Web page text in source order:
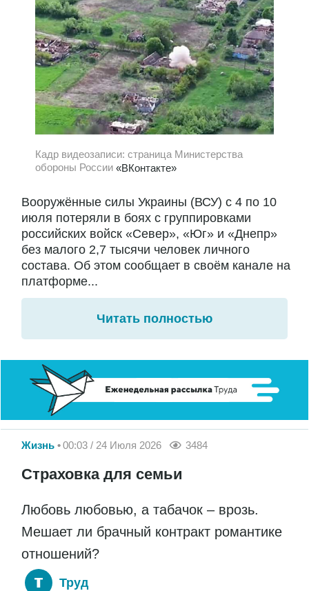
Кадр видеозаписи: страница Министерства
обороны России «ВКонтакте»
Вооружённые силы Украины (ВСУ) с 4 по 10
июля потеряли в боях с группировками
российских войск «Север», «Юг» и «Днепр»
без малого 2,7 тысячи человек личного
состава. Об этом сообщает в своём канале на
платформе...
Читать полностью
Жизнь 00:03 / 24 Июля 2026 3484
Страховка для семьи
Любовь любовью, а табачок – врозь.
Мешает ли брачный контракт романтике
отношений?
Труд